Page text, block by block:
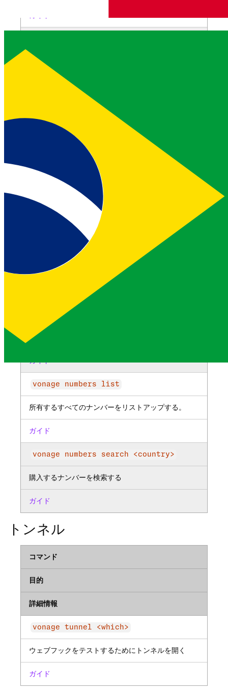
メンバーのステータスを更新する。
Numbers
目的
詳細情報
vonage numbers buy <country>
Numbersを購入する
vonage numbers cancel <country>
<msisdn>
Numbers をキャンセルする
vonage numbers list
所有するすべてのナンバーをリストアップする。
ガイド
vonage numbers search <country>
購入するナンバーを検索する
ガイド
トンネル
コマンド
目的
詳細情報
vonage tunnel <which>
ウェブフックをテストするためにトンネルを開く
ガイド